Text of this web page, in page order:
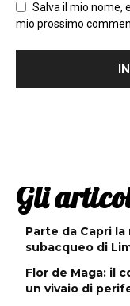
Salva il mio nome,
mio prossimo
Gli
Parte da Capri
subacqueo di
Flor de Maga: il
un vivaio di